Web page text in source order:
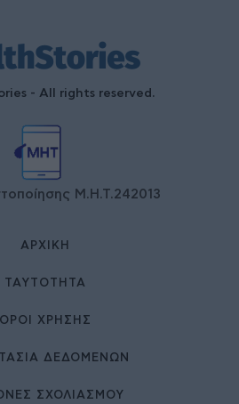
- All rights reserved.
Μ.Η.Τ.242013
ΑΡΧΙΚΉ
ΤΑΥΤΌΤΗΤΑ
ΌΡΟΙ ΧΡΉΣΗΣ
ΔΕΔΟΜΕΝΩΝ
ΣΧΟΛΙΑΣΜΟΥ